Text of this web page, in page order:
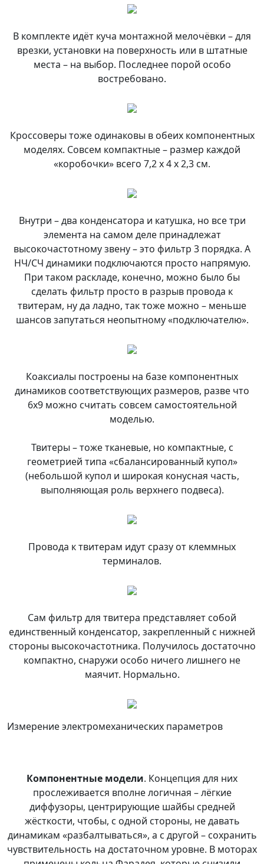
В комплекте идёт куча монтажной мелочёвки – для
врезки, установки на поверхность или в штатные
места – на выбор. Последнее порой особо
востребовано.
Кроссоверы тоже одинаковы в обеих компонентных
моделях. Совсем компактные – размер каждой
«коробочки» всего 7,2 х 4 х 2,3 см.
Внутри – два конденсатора и катушка, но все три
элемента на самом деле принадлежат
высокочастотному звену – это фильтр 3 порядка. А
НЧ/СЧ динамики подключаются просто напрямую.
При таком раскладе, конечно, можно было бы
сделать фильтр просто в разрыв провода к
твитерам, ну да ладно, так тоже можно – меньше
шансов запутаться неопытному «подключателю».
Коаксиалы построены на базе компонентных
динамиков соответствующих размеров, разве что
6х9 можно считать совсем самостоятельной
моделью.
Твитеры – тоже тканевые, но компактные, с
геометрией типа «сбалансированный купол»
(небольшой купол и широкая конусная часть,
выполняющая роль верхнего подвеса).
Провода к твитерам идут сразу от клеммных
терминалов.
Сам фильтр для твитера представляет собой
единственный конденсатор, закрепленный с нижней
стороны высокочастотника. Получилось достаточно
компактно, снаружи особо ничего лишнего не
маячит. Нормально.
Измерение электромеханических параметров
Компонентные модели. Концепция для них
прослеживается вполне логичная – лёгкие
диффузоры, центрирующие шайбы средней
жёсткости, чтобы, с одной стороны, не давать
динамикам «разбалтываться», а с другой – сохранить
чувствительность на достаточном уровне. В моторах